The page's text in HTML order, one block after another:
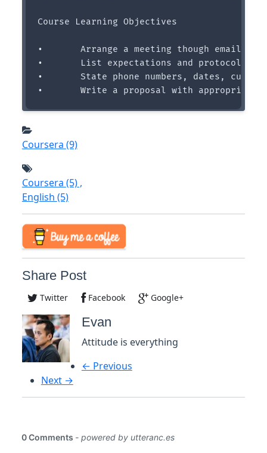
Course Learning Objectives
•	Arrange a meeting though email and by telephone
•	List expectations and protocols related to on-site meetings and teleconferences
•	State phone numbers, dates, currencies and sales figures accurately
Coursera (9)
Coursera (5),
English (5)
Share Post
Twitter Facebook Google+
Evan
Attitude is everything
← Previous
Next →